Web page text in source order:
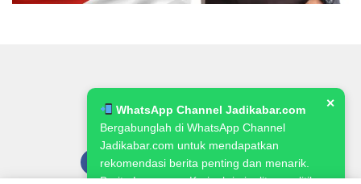
WhatsApp Channel Jadikabar.com
Bergabunglah di WhatsApp Channel
Jadikabar.com untuk mendapatkan
rekomendasi berita penting dan menarik.
Berita Lowongan Kerja, kriminalitas, politik,
✕